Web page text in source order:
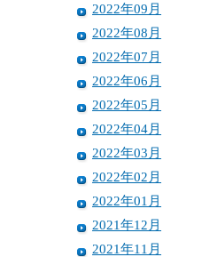
2022年09月
2022年08月
2022年07月
2022年06月
2022年05月
2022年04月
2022年03月
2022年02月
2022年01月
2021年12月
2021年11月